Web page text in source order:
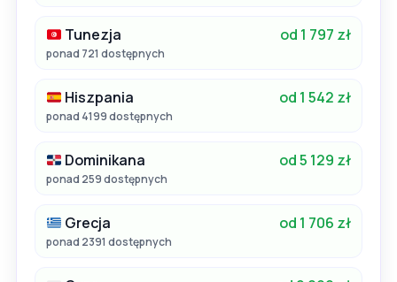
Tunezja od 1 797 zł
ponad 721 dostępnych
Hiszpania od 1 542 zł
ponad 4199 dostępnych
Dominikana od 5 129 zł
ponad 259 dostępnych
Grecja od 1 706 zł
ponad 2391 dostępnych